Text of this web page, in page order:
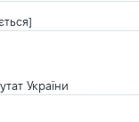
України